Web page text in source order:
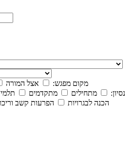
מקום מפגש:
אצל המורה
נסיון:
מתחילים מתקדמים
הכנה לבגרויות
הפרעות קשב